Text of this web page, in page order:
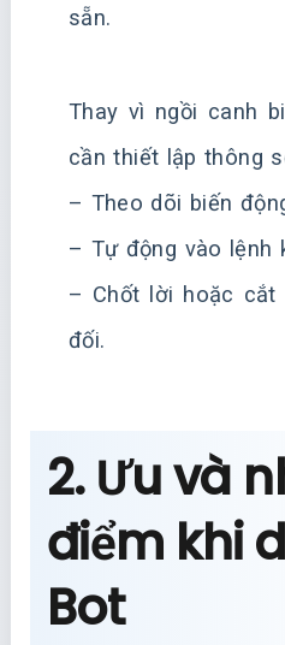
sẵn.
Thay vì ngồi canh
cần thiết lập thông
– Theo dõi biến
– Tự động vào lệnh
– Chốt lời hoặc
đối.
2. Ưu và
điểm khi
Bot